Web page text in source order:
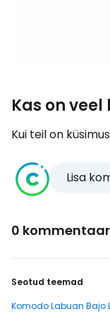
Kas on
Kui teil on
Lisa
0
Seotud teemad
Komodo Labuan Bajo